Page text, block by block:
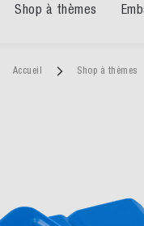
Shop à thèmes
Accueil Shop à thèmes